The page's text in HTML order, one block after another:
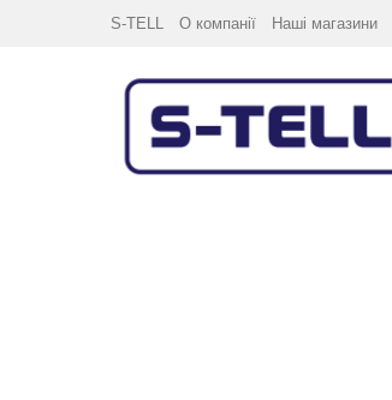
S-TELL О компанії Наші магазини